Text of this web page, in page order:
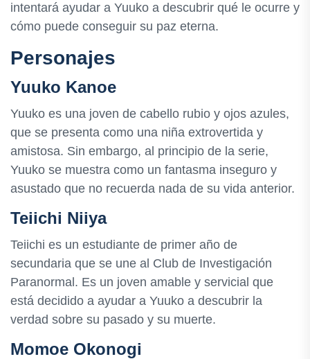
intentará ayudar a Yuuko a descubrir qué le ocurre y
cómo puede conseguir su paz eterna.
Personajes
Yuuko Kanoe
Yuuko es una joven de cabello rubio y ojos azules,
que se presenta como una niña extrovertida y
amistosa. Sin embargo, al principio de la serie,
Yuuko se muestra como un fantasma inseguro y
asustado que no recuerda nada de su vida anterior.
Teiichi Niiya
Teiichi es un estudiante de primer año de
secundaria que se une al Club de Investigación
Paranormal. Es un joven amable y servicial que
está decidido a ayudar a Yuuko a descubrir la
verdad sobre su pasado y su muerte.
Momoe Okonogi